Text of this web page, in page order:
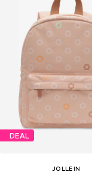
DEAL
JOLLEIN